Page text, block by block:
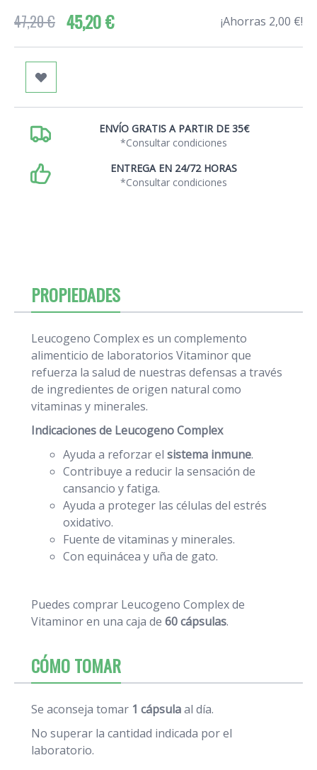
47,20 € 45,20 € ¡Ahorras 2,00 €!
ENVÍO GRATIS A PARTIR DE 35€
*Consultar condiciones
ENTREGA EN 24/72 HORAS
*Consultar condiciones
PROPIEDADES
Leucogeno Complex es un complemento
alimenticio de laboratorios Vitaminor que
refuerza la salud de nuestras defensas a través
de ingredientes de origen natural como
vitaminas y minerales.
Indicaciones de Leucogeno Complex
Ayuda a reforzar el sistema inmune.
Contribuye a reducir la sensación de
cansancio y fatiga.
Ayuda a proteger las células del estrés
oxidativo.
Fuente de vitaminas y minerales.
Con equinácea y uña de gato.
Puedes comprar Leucogeno Complex de
Vitaminor en una caja de 60 cápsulas.
CÓMO TOMAR
Se aconseja tomar 1 cápsulaal día.
No superar la cantidad indicada por el
laboratorio.